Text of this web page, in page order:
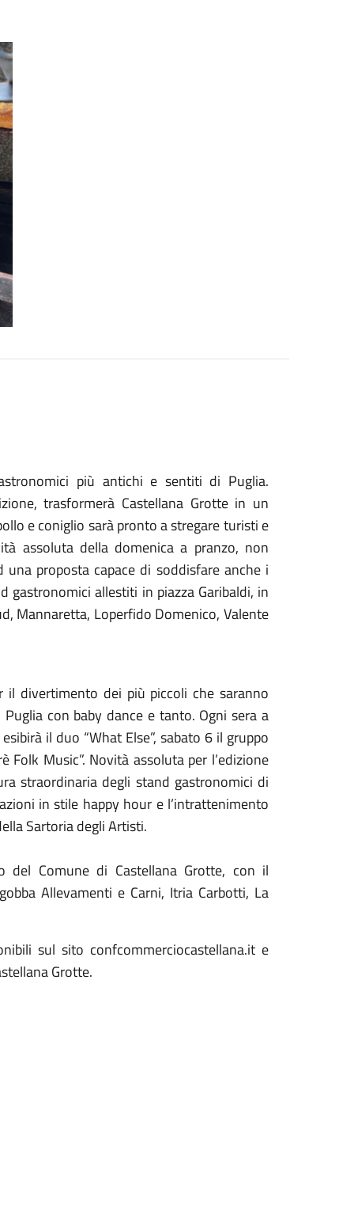
più antichi e sentiti di Puglia.
trasformerà Castellana Grotte in un
e coniglio sarà pronto a stregare turisti e
assoluta della domenica a pranzo, non
proposta capace di soddisfare anche i
gastronomici allestiti in piazza Garibaldi, in
Mannaretta, Loperfido Domenico, Valente
il divertimento dei più piccoli che saranno
con baby dance e tanto. Ogni sera a
il duo “What Else”, sabato 6 il gruppo
Folk Music”. Novità assoluta per l’edizione
straordinaria degli stand gastronomici di
in stile happy hour e l’intrattenimento
Sartoria degli Artisti.
del Comune di Castellana Grotte, con il
Allevamenti e Carni, Itria Carbotti, La
sul sito confcommerciocastellana.it e
Grotte.